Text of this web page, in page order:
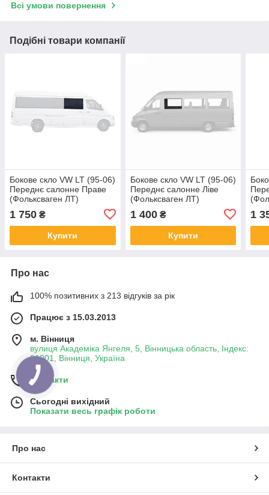
Всі умови повернення
Подібні товари компанії
Бокове скло VW LT (95-06)
Переднє салонне Праве
(Фольксваген ЛТ)
1 750 ₴
Купити
Бокове скло VW LT (95-06)
Переднє салонне Ліве
(Фольксваген ЛТ)
1 400₴
Купити
1
Про нас
100% позитивних з 213 відгуків за рік
Працює з 15.03.2013
м. Вінниця
вулиця Академіка Янгеля, 5, Вінницька область, Індекс:
21001, Вінниця, Україна
Контакти
Сьогодні вихідний
Показати весь графік роботи
Про нас
Контакти